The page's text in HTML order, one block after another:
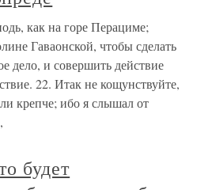
как на горе Перациме;
Гаваонской, чтобы сделать
дело, и совершить действие
22. Итак не кощунствуйте,
крепче; ибо я слышал от
будет